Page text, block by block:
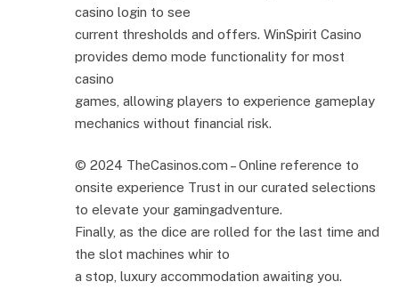
casino login to see
current thresholds and offers. WinSpirit Casino
provides demo mode functionality for most
casino
games, allowing players to experience gameplay
mechanics without financial risk.
© 2024 TheCasinos.com – Online reference to
onsite experience Trust in our curated selections
to elevate your gamingadventure.
Finally, as the dice are rolled for the last time and
the slot machines whir to
a stop, luxury accommodation awaiting you.